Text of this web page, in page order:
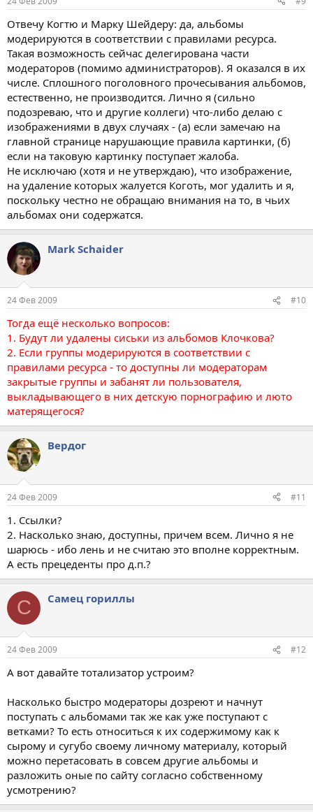
Отвечу Когтю и Марку Шейдеру: да, альбомы
модерируются в соответствии с правилами ресурса.
Такая возможность сейчас делегирована части
модераторов (помимо администраторов). Я оказался в их
числе. Сплошного поголовного прочесывания альбомов,
естественно, не производится. Лично я (сильно
подозреваю, что и другие коллеги) что-либо делаю с
изображениями в двух случаях - (а) если замечаю на
главной странице нарушающие правила картинки, (б)
если на таковую картинку поступает жалоба.
Не исключаю (хотя и не утверждаю), что изображение,
на удаление которых жалуется Коготь, мог удалить и я,
поскольку честно не обращаю внимания на то, в чьих
альбомах они содержатся.
Mark Schaider
24 Фев 2009 #10
Тогда ещё несколько вопросов:
1. Будут ли удалены сиськи из альбомов Клочкова?
2. Если группы модерируются в соответствии с
правилами ресурса - то доступны ли модераторам
закрытые группы и забанят ли пользователя,
выкладывающего в них детскую порнографию и люто
матерящегося?
Вердог
24 Фев 2009 #11
1. Ссылки?
2. Насколько знаю, доступны, причем всем. Лично я не
шарюсь - ибо лень и не считаю это вполне корректным.
А есть прецеденты про д.п.?
С Самец гориллы
24 Фев 2009 #12
А вот давайте тотализатор устроим?
Насколько быстро модераторы дозреют и начнут
поступать с альбомами так же как уже поступают с
ветками? То есть относиться к их содержимому как к
сырому и сугубо своему личному материалу, который
можно перетасовать в совсем другие альбомы и
разложить оные по сайту согласно собственному
усмотрению?